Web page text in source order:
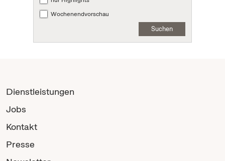
Wochenendvorschau
Suchen
Dienstleistungen
Jobs
Kontakt
Presse